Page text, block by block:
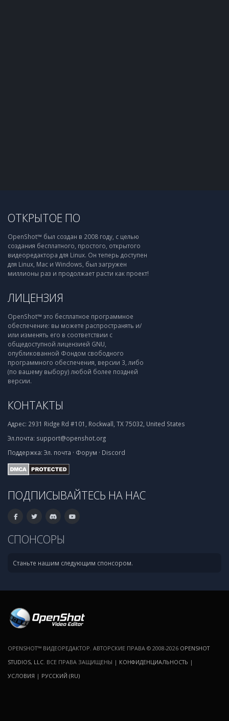
ОТКРЫТОЕ ПО
OpenShot™ был создан в 2008 году, с целью
создания бесплатного, простого, открытого
видеоредактора для Linux. Он теперь доступен
для Linux, Mac и Windows, был загружен
миллионы раз и продолжает расти как проект!
ЛИЦЕНЗИЯ
OpenShot™ это бесплатное программное
обеспечение: вы можете распространять и/
или изменять его в соответствии с
общедоступной лицензией GNU,
опубликованной Фондом свободного
программного обеспечения, версии 3, либо
(по вашему выбору) любой более поздней
версии.
КОНТАКТЫ
Адрес: 2931 Ridge Rd #101, Rockwall, TX 75032, United States
Эл.почта: support@openshot.org
Поддержка: Эл. почта · Форум · Discord
ПОДПИСЫВАЙТЕСЬ НА НАС
СПОНСОРЫ
Станьте нашим следующим спонсором.
OPENSHOT™ ВИДЕОРЕДАКТОР. АВТОРСКИЕ ПРАВА © 2008-2026 OPENSHOT
STUDIOS, LLC . ВСЕ ПРАВА ЗАЩИЩЕНЫ | КОНФИДЕНЦИАЛЬНОСТЬ |
УСЛОВИЯ | РУССКИЙ (RU)